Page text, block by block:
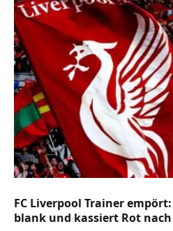
FC Liverpool Trainer
blank und kassiert Rot